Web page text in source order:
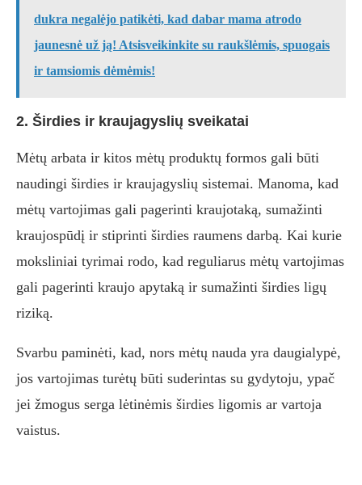
dukra negalėjo patikėti, kad dabar mama atrodo
jaunesnė už ją! Atsisveikinkite su raukšlėmis, spuogais
ir tamsiomis dėmėmis!
2. Širdies ir kraujagyslių sveikatai
Mėtų arbata ir kitos mėtų produktų formos gali būti
naudingi širdies ir kraujagyslių sistemai. Manoma, kad
mėtų vartojimas gali pagerinti kraujotaką, sumažinti
kraujospūdį ir stiprinti širdies raumens darbą. Kai kurie
moksliniai tyrimai rodo, kad reguliarus mėtų vartojimas
gali pagerinti kraujo apytaką ir sumažinti širdies ligų
riziką.
Svarbu paminėti, kad, nors mėtų nauda yra daugialypė,
jos vartojimas turėtų būti suderintas su gydytoju, ypač
jei žmogus serga lėtinėmis širdies ligomis ar vartoja
vaistus.